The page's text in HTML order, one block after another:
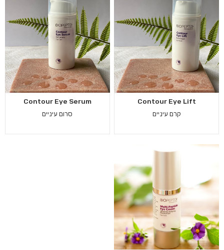
Contour Eye Lift
קרם עיניים
Contour Eye Serum
סרום עיניים